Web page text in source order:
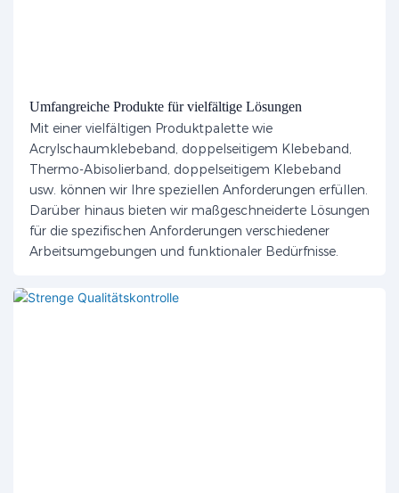
Umfangreiche Produkte für vielfältige Lösungen
Mit einer vielfältigen Produktpalette wie
Acrylschaumklebeband, doppelseitigem Klebeband,
Thermo-Abisolierband, doppelseitigem Klebeband
usw. können wir Ihre speziellen Anforderungen erfüllen.
Darüber hinaus bieten wir maßgeschneiderte Lösungen
für die spezifischen Anforderungen verschiedener
Arbeitsumgebungen und funktionaler Bedürfnisse.